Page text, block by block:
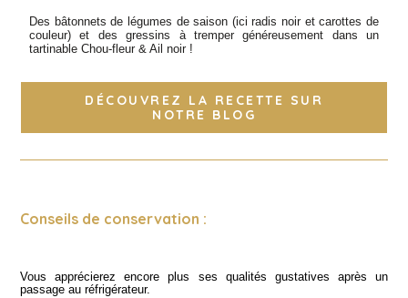
Des bâtonnets de légumes de saison (ici radis noir et carottes de
couleur) et des gressins à tremper généreusement dans un
tartinable Chou-fleur & Ail noir !
DÉCOUVREZ LA RECETTE SUR
NOTRE BLOG
Conseils de conservation :
Vous apprécierez encore plus ses qualités gustatives après un
passage au réfrigérateur.